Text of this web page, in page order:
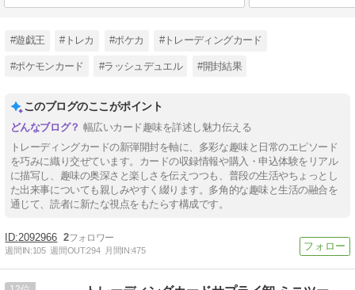
#遊戯王 #トレカ #ポケカ #トレーディングカード
#ポケモンカード #ラッシュデュエル #開封結果
このブログのここがポイント
幅広いカード趣味を詳述し魅力伝える
トレーディングカードの新弾開封を軸に、多彩な趣味と日常のエピソード
を巧みに織り交ぜています。カードの収録情報や購入・申込体験をリアル
に描写し、趣味の奥深さと楽しさを伝えつつも、普段の生活やちょっとし
た出来事についても親しみやすく綴ります。多角的な趣味と生活の融合を
通じて、読者に新たな視点をもたらす構成です。
2092966 2
週間IN:105 週間OUT:294 月間IN:475